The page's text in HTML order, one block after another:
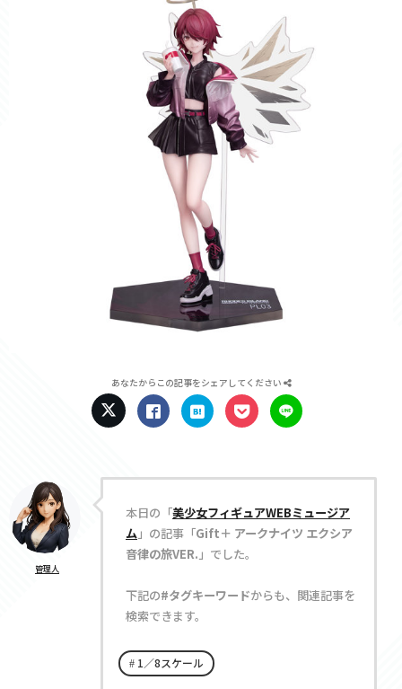
あなたからこの記事をシェアしてください
管理人
本日の「美少女フィギュアWEBミュージア
ム」の記事「Gift＋ アークナイツ エクシア
音律の旅VER. 」でした。
下記の#タグキーワードからも、関連記事を
検索できます。
1／8スケール